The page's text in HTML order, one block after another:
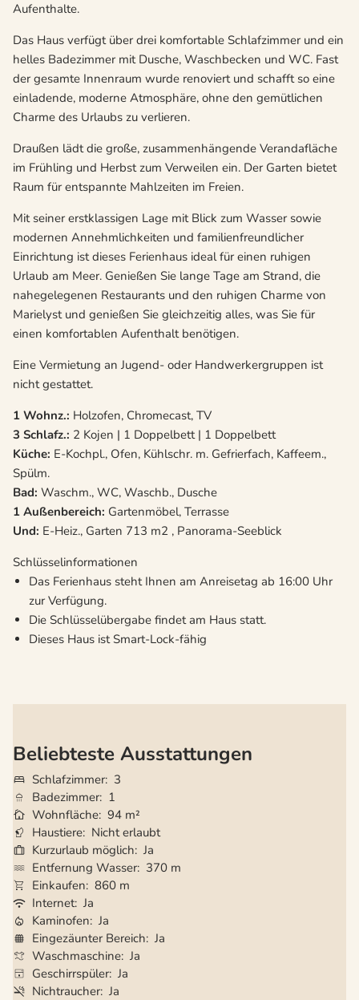
Aufenthalte.
Das Haus verfügt über drei komfortable Schlafzimmer und ein
helles Badezimmer mit Dusche, Waschbecken und WC. Fast
der gesamte Innenraum wurde renoviert und schafft so eine
einladende, moderne Atmosphäre, ohne den gemütlichen
Charme des Urlaubs zu verlieren.
Draußen lädt die große, zusammenhängende Verandafläche
im Frühling und Herbst zum Verweilen ein. Der Garten bietet
Raum für entspannte Mahlzeiten im Freien.
Mit seiner erstklassigen Lage mit Blick zum Wasser sowie
modernen Annehmlichkeiten und familienfreundlicher
Einrichtung ist dieses Ferienhaus ideal für einen ruhigen
Urlaub am Meer. Genießen Sie lange Tage am Strand, die
nahegelegenen Restaurants und den ruhigen Charme von
Marielyst und genießen Sie gleichzeitig alles, was Sie für
einen komfortablen Aufenthalt benötigen.
Eine Vermietung an Jugend- oder Handwerkergruppen ist
nicht gestattet.
1 Wohnz.: Holzofen, Chromecast, TV
3 Schlafz.: 2 Kojen | 1 Doppelbett | 1 Doppelbett
Küche: E-Kochpl., Ofen, Kühlschr. m. Gefrierfach, Kaffeem.,
Spülm.
Bad: Waschm., WC, Waschb., Dusche
1 Außenbereich: Gartenmöbel, Terrasse
Und: E-Heiz., Garten 713 m2 , Panorama-Seeblick
Schlüsselinformationen
Das Ferienhaus steht Ihnen am Anreisetag ab 16:00 Uhr
zur Verfügung.
Die Schlüsselübergabe findet am Haus statt.
Dieses Haus ist Smart-Lock-fähig
Beliebteste Ausstattungen
Schlafzimmer 3
Badezimmer 1
Wohnfläche 94 m²
Haustiere Nicht erlaubt
Kurzurlaub möglich Ja
Entfernung Wasser 370 m
Einkaufen 860 m
Internet Ja
Kaminofen Ja
Eingezäunter Bereich Ja
Waschmaschine Ja
Geschirrspüler Ja
Nichtraucher Ja